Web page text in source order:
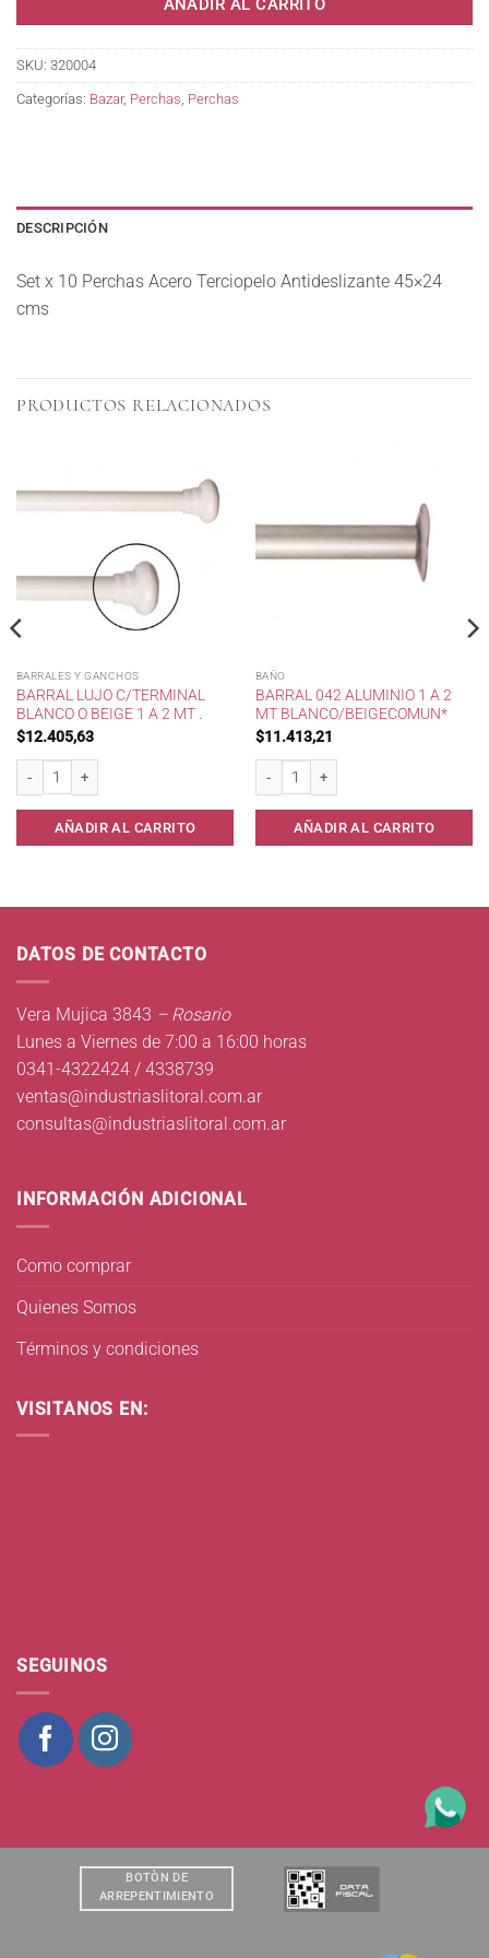
AÑADIR AL CARRITO
SKU: 320004
Categorías: Bazar, Perchas Perchas
DESCRIPCIÓN
Set x 10 Perchas Acero Terciopelo Antideslizante 45×24
cms
PRODUCTOS RELACIONADOS
BARRALES Y GANCHOS
BARRAL LUJO C/TERMINAL
BLANCO O BEIGE 1 A 2 MT .
$12.405,63
AÑADIR AL CARRITO
BAÑO
BARRAL 042 ALUMINIO 1 A 2
MT BLANCO/BEIGECOMUN*
$11.413,21
AÑADIR AL CARRITO
DATOS DE CONTACTO
Vera Mujica 3843 – Rosario
Lunes a Viernes de 7:00 a 16:00 horas
0341-4322424 / 4338739
ventas@industriaslitoral.com.ar
consultas@industriaslitoral.com.ar
INFORMACIÓN ADICIONAL
Como comprar
Quienes Somos
Términos y condiciones
VISITANOS EN:
SEGUINOS
BOTÒN DE
ARREPENTIMIENTO